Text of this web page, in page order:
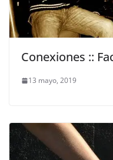
Conexiones ::
13 mayo, 2019